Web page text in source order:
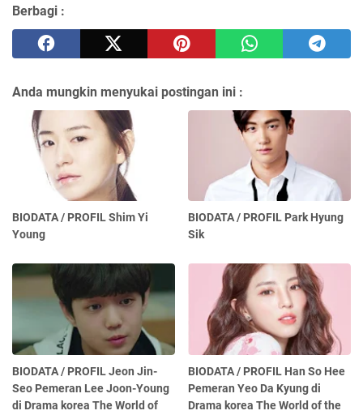
Berbagi :
Anda mungkin menyukai postingan ini :
BIODATA / PROFIL Shim Yi
Young
BIODATA / PROFIL Park Hyung
Sik
BIODATA / PROFIL Jeon Jin-
Seo Pemeran Lee Joon-Young
di Drama korea The World of
BIODATA / PROFIL Han So Hee
Pemeran Yeo Da Kyung di
Drama korea The World of the